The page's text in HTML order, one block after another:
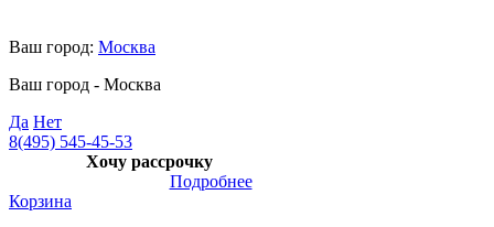
Ваш город: Москва
Ваш город - Москва
Да Нет
8(495) 545-45-53
Хочу рассрочку
Подробнее
Корзина